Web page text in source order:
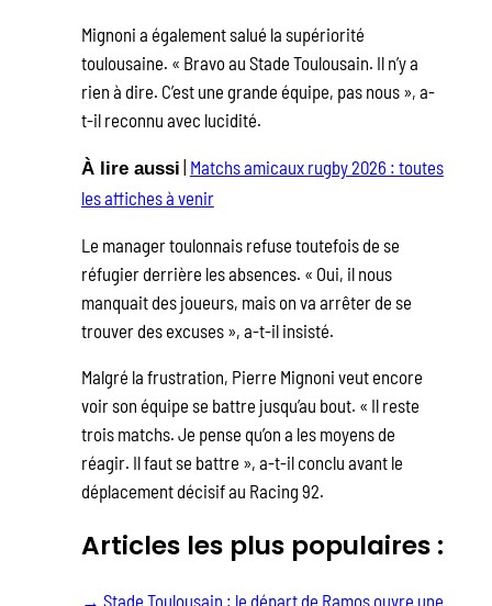
Mignoni a également salué la supériorité
toulousaine. « Bravo au Stade Toulousain. Il n’y a
rien à dire. C’est une grande équipe, pas nous », a-
t-il reconnu avec lucidité.
À lire aussi | Matchs amicaux rugby 2026 : toutes
les affiches à venir
Le manager toulonnais refuse toutefois de se
réfugier derrière les absences. « Oui, il nous
manquait des joueurs, mais on va arrêter de se
trouver des excuses », a-t-il insisté.
Malgré la frustration, Pierre Mignoni veut encore
voir son équipe se battre jusqu’au bout. « Il reste
trois matchs. Je pense qu’on a les moyens de
réagir. Il faut se battre », a-t-il conclu avant le
déplacement décisif au Racing 92.
Articles les plus populaires :
→ Stade Toulousain : le départ de Ramos ouvre une